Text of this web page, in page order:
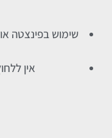
שימוש בפינצטה
אין